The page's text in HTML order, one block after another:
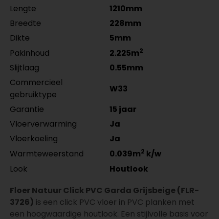
per lengte: mm, € 14,95 p/st
per lengte: mm, € 17,95 p/st
per lengte: mm, € 28,95 p/st
Lengte
1210mm
Breedte
228mm
Dikte
5mm
Pakinhoud
2.225m2
Slijtlaag
0.55mm
Commercieel
gebruiktype
W33
Garantie
15 jaar
Vloerverwarming
Ja
Vloerkoeling
Ja
Warmteweerstand
0.039m2 k/w
Look
Houtlook
Floer Natuur Click PVC Garda Grijsbeige (FLR-
3726) is een click PVC vloer in PVC planken met
een hoogwaardige houtlook. Een stijlvolle basis voor